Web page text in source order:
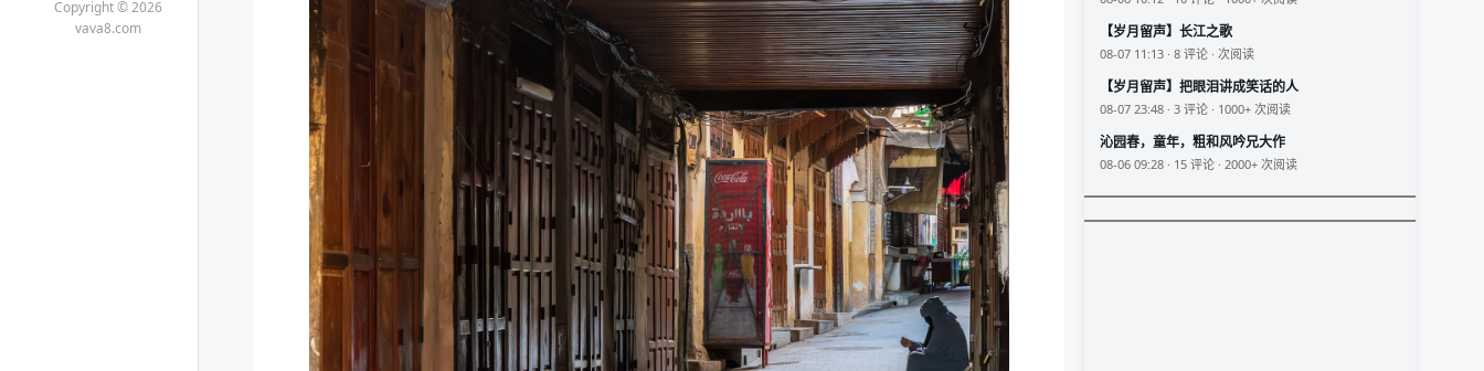
Copyright © 2026
vava8.com
【岁月留声】长江之歌
08-07 11:13 · 8 评论 · 次阅读
【岁月留声】把眼泪讲成笑话的人
08-07 23:48 · 3 评论 · 1000+ 次阅读
沁园春，童年，粗和风吟兄大作
08-06 09:28 · 15 评论 · 2000+ 次阅读